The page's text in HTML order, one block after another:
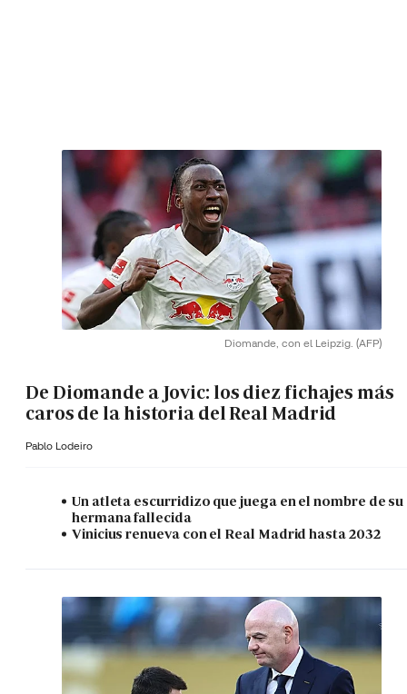
Diomande, con el Leipzig. (AFP)
De Diomande a Jovic: los diez fichajes más
caros de la historia del Real Madrid
Pablo Lodeiro
Un atleta escurridizo que juega en el nombre de su
hermana fallecida
Vinicius renueva con el Real Madrid hasta 2032